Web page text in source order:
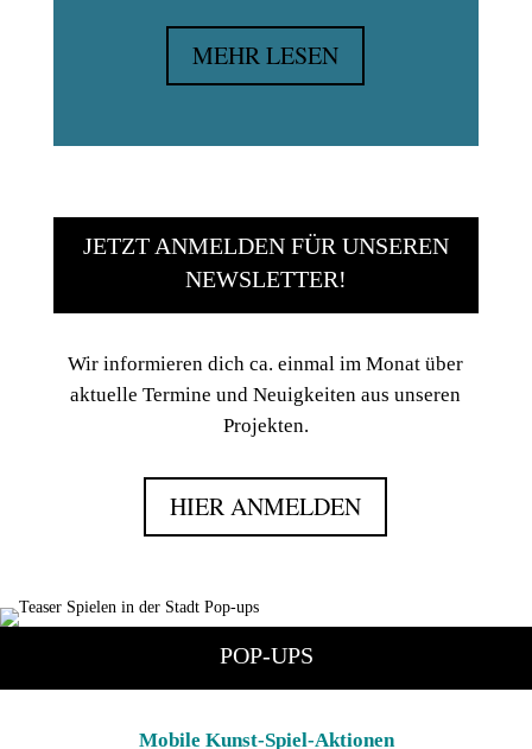
MEHR LESEN
JETZT ANMELDEN FÜR UNSEREN
NEWSLETTER!
Wir informieren dich ca. einmal im Monat über
aktuelle Termine und Neuigkeiten aus unseren
Projekten.
HIER ANMELDEN
POP-UPS
Mobile Kunst-Spiel-Aktionen